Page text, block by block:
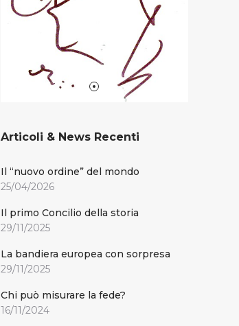
Articoli & News Recenti
Il “nuovo ordine” del mondo
25/04/2026
Il primo Concilio della storia
29/11/2025
La bandiera europea con sorpresa
29/11/2025
Chi può misurare la fede?
16/11/2024